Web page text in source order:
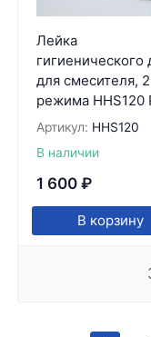
Лейка
гигиенического
для смесителя, 2
режима HHS120
Артикул: HHS120
В наличии
1 600 ₽
В корзину